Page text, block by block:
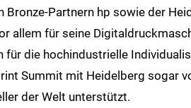
Bronze-Partnern hp sowie der
allem für seine
für die hochindustrielle
Summit mit Heidelberg sogar
der Welt unterstützt.